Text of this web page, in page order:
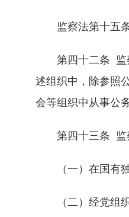
监察法第十五条
第四十二条 监察
述组织中，除参照
会等组织中从事公
第四十三条 监察
（一）在国有独
（二）经党组织